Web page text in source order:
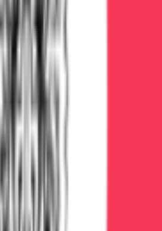
кажется») — это усилит
говорить спокойно,
ориентировать в
(если агрессия):
не причиняя боли, до
(«опохмелиться») — ухудшит
без назначения врача —
дыхание
— риск суицида, травм
дома — смертельно опасно
— спровоцирует агрессию